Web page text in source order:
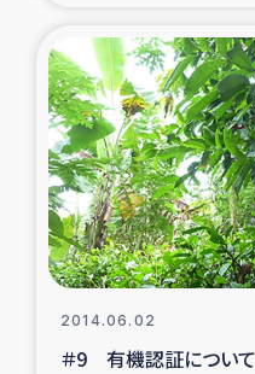
スリラ
スリランカ
スリランカの南北女性を
復
2014.06.02
＃9 有機認証について